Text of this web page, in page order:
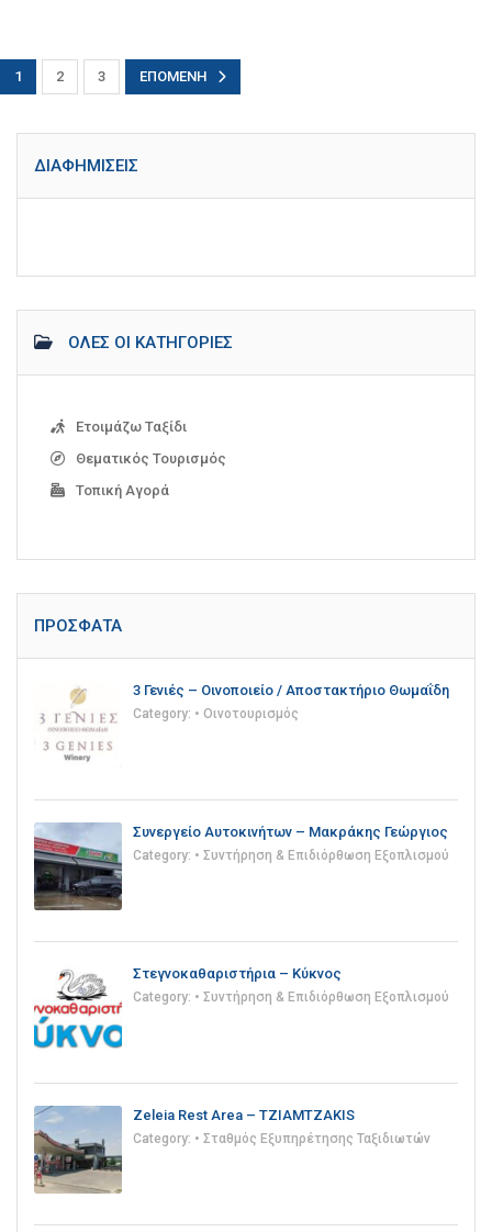
1 2 3 ΕΠΌΜΕΝΗ
ΔΙΑΦΗΜΊΣΕΙΣ
ΌΛΕΣ ΟΙ ΚΑΤΗΓΟΡΊΕΣ
Ετοιμάζω Ταξίδι
Θεματικός Τουρισμός
Τοπική Αγορά
ΠΡΌΣΦΑΤΑ
3 Γενιές – Οινοποιείο / Αποστακτήριο Θωμαΐδη
Category: • Οινοτουρισμός
Συνεργείο Αυτοκινήτων – Μακράκης Γεώργιος
Category: • Συντήρηση & Επιδιόρθωση Εξοπλισμού
Στεγνοκαθαριστήρια – Κύκνος
Category: • Συντήρηση & Επιδιόρθωση Εξοπλισμού
Zeleia Rest Area – TZIAMTZAKIS
Category: • Σταθμός Εξυπηρέτησης Ταξιδιωτών